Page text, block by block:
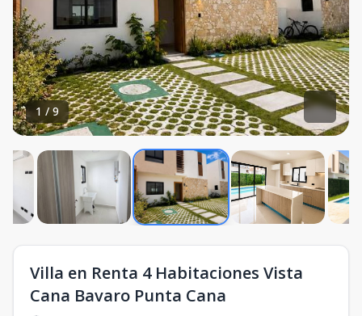
1 / 9
Villa en Renta 4 Habitaciones Vista
Cana Bavaro Punta Cana